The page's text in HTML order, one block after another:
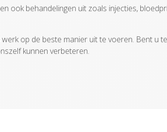
ook behandelingen uit zoals injecties,
op de beste manier uit te voeren. Bent u
kunnen verbeteren.